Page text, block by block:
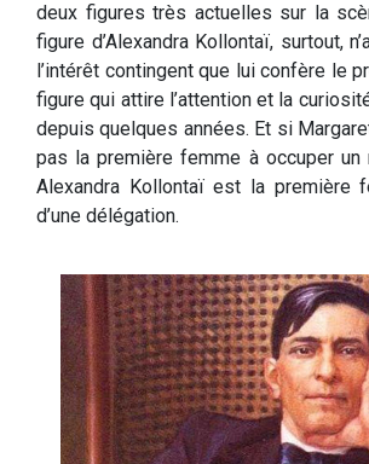
deux figures très actuelles sur la
figure d’Alexandra Kollontaï, surtout,
l’intérêt contingent que lui confère le
figure qui attire l’attention et la
depuis quelques années. Et si
pas la première femme à occuper un
Alexandra Kollontaï est la première
d’une délégation.